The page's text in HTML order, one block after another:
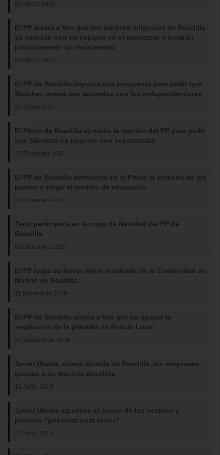
09 Marzo 2020
El PP aclara a Vox que los mártires religiosos de Boadilla
ya cuentan con un espacio en el municipio y tendrán
próximamente un monumento
04 Marzo 2020
El PP de Boadilla impulsa una propuesta para pedir que
Sánchez rompa sus acuerdos con los independentistas
20 Enero 2020
El Pleno de Boadilla aprueba la moción del PP para pedir
que Sánchez no negocie con separatistas
27 Diciembre 2019
El PP de Boadilla defenderá en el Pleno el derecho de los
padres a elegir el modelo de educación
03 Diciembre 2019
Terol participará en la copa de Navidad del PP de
Boadilla
02 Diciembre 2019
El PP logra su tercer mejor resultado de la Comunidad de
Madrid en Boadilla
11 Noviembre 2019
El PP de Boadilla critica a Vox por no apoyar la
ampliación de la plantilla de Policía Local
25 Septiembre 2019
Javier Úbeda, nuevo alcalde de Boadilla, sin sorpresas
gracias a su mayoría absoluta
15 Junio 2019
Javier Úbeda agradece el apoyo de los vecinos y
promete “gobernar para todos”
28 Mayo 2019